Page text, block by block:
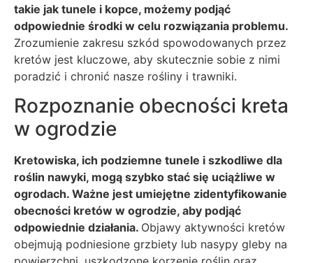
takie jak tunele i kopce, możemy podjąć
odpowiednie środki w celu rozwiązania problemu.
Zrozumienie zakresu szkód spowodowanych przez
kretów jest kluczowe, aby skutecznie sobie z nimi
poradzić i chronić nasze rośliny i trawniki.
Rozpoznanie obecności kreta
w ogrodzie
Kretowiska, ich podziemne tunele i szkodliwe dla
roślin nawyki, mogą szybko stać się uciążliwe w
ogrodach. Ważne jest umiejętne zidentyfikowanie
obecności kretów w ogrodzie, aby podjąć
odpowiednie działania. Objawy aktywności kretów
obejmują podniesione grzbiety lub nasypy gleby na